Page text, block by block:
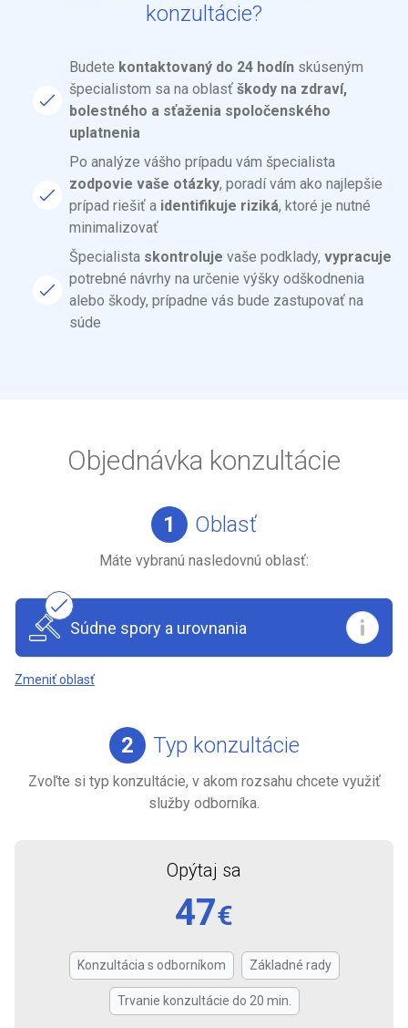
konzultácie?
Budete kontaktovaný do 24 hodín skúseným
špecialistom sa na oblasť škody na zdraví,
bolestného a sťaženia spoločenského
uplatnenia
Po analýze vášho prípadu vám špecialista
zodpovie vaše otázky, poradí vám ako najlepšie
prípad riešiť a identifikuje riziká, ktoré je nutné
minimalizovať
Špecialista skontroluje vaše podklady, vypracuje
potrebné návrhy na určenie výšky odškodnenia
alebo škody, prípadne vás bude zastupovať na
súde
Objednávka konzultácie
1 Oblasť
Máte vybranú nasledovnú oblasť:
Súdne spory a urovnania
Zmeniť oblasť
2 Typ konzultácie
Zvoľte si typ konzultácie, v akom rozsahu chcete využiť
služby odborníka.
Opýtaj sa
47€
Konzultácia s odborníkom Základné rady
Trvanie konzultácie do 20 min.